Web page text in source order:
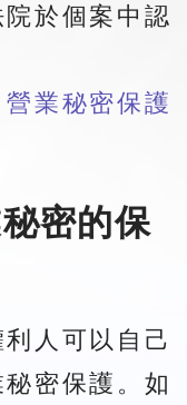
於個案中認
營業秘密保護
密的保
人可以自己
密保護。如